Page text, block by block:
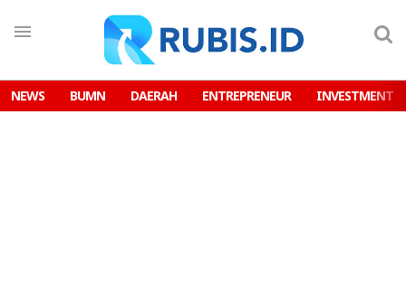
NEWS BUMN DAERAH ENTREPRENEUR INVESTMENT